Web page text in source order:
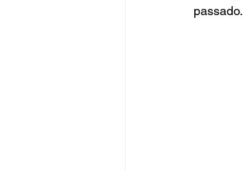
passado.